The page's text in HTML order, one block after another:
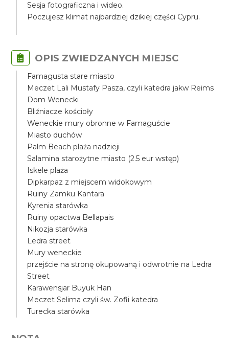
Sesja fotograficzna i wideo.
Poczujesz klimat najbardziej dzikiej części Cypru.
OPIS ZWIEDZANYCH MIEJSC
Famagusta stare miasto
Meczet Lali Mustafy Pasza, czyli katedra jakw Reims
Dom Wenecki
Bliźniacze kościoły
Weneckie mury obronne w Famaguście
Miasto duchów
Palm Beach plaża nadzieji
Salamina starożytne miasto (2.5 eur wstęp)
Iskele plaża
Dipkarpaz z miejscem widokowym
Ruiny Zamku Kantara
Kyrenia starówka
Ruiny opactwa Bellapais
Nikozja starówka
Ledra street
Mury weneckie
przejście na stronę okupowaną i odwrotnie na Ledra
Street
Karawensjar Buyuk Han
Meczet Selima czyli św. Zofii katedra
Turecka starówka